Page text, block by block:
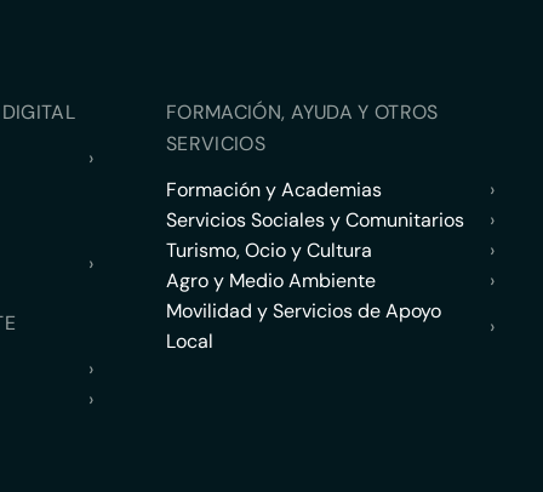
›
›
›
›
FORMACIÓN, AYUDA Y OTROS
SERVICIOS
Formación y Academias
›
Servicios Sociales y Comunitarios
›
Turismo, Ocio y Cultura
›
Agro y Medio Ambiente
›
Movilidad y Servicios de Apoyo
Local
›